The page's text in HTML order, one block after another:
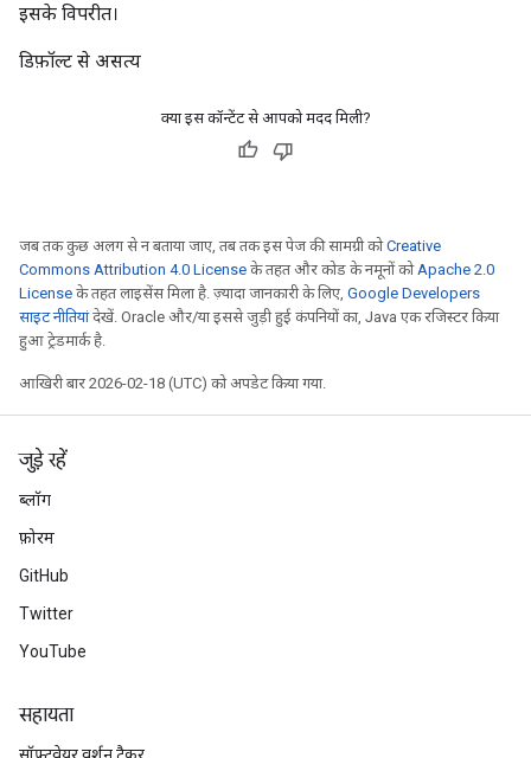
इसके विपरीत।
डिफ़ॉल्ट से असत्य
क्या इस कॉन्टेंट से आपको मदद मिली?
जब तक कुछ अलग से न बताया जाए, तब तक इस पेज की सामग्री कोCreative
Commons Attribution 4.0 License के तहत और कोड के नमूनों कोApache 2.0
License के तहत लाइसेंस मिला है. ज़्यादा जानकारी के लिए, Google Developers
साइट नीतियांदेखें. Oracle और/या इससे जुड़ी हुई कंपनियों का, Java एक रजिस्टर किया
हुआ ट्रेडमार्क है.
आखिरी बार 2026-02-18 (UTC) को अपडेट किया गया.
जुड़े रहें
ब्लॉग
फ़ोरम
GitHub
Twitter
YouTube
सहायता